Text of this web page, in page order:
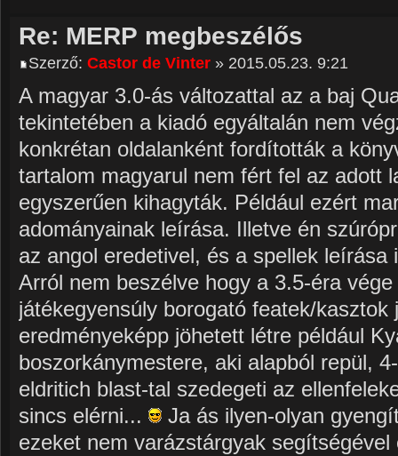
Re: MERP megbeszélős
Szerző: Castor de Vinter » 2015.05.23. 9:21
A magyar 3.0-ás változattal az a baj
tekintetében a kiadó egyáltalán nem
konkrétan oldalanként fordították a
tartalom magyarul nem fért fel az adott
egyszerűen kihagyták. Például ezért
adományainak leírása. Illetve én
az angol eredetivel, és a spellek
Arról nem beszélve hogy a 3.5-éra
játékegyensúly borogató featek/kasztok
eredményeképp jöhetett létre például
boszorkánymestere, aki alapból repül,
eldritich blast-tal szedegeti az
sincs elérni...
Ja ás ilyen-olyan
ezeket nem varázstárgyak